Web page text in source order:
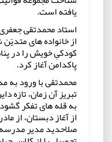
یافته است.
از خانواده هاى
كودكىِ خويش را در
پاكدامن آغاز كرد.
محمدتقى با ورود به
تبريز آن زمان، تازه
به قله هاى تفكر
از آغاز دبستان، از
صلاحديد مدير